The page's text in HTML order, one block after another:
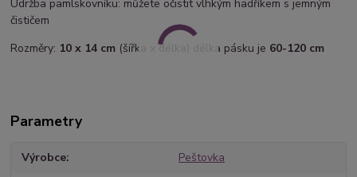
Údržba pamlskovníku: můžete očistit vlhkým hadříkem s jemným
čističem
Rozměry: 10 x 14 cm (šířka x délka) délka pásku je 60-120 cm
Parametry
Výrobce Peštovka